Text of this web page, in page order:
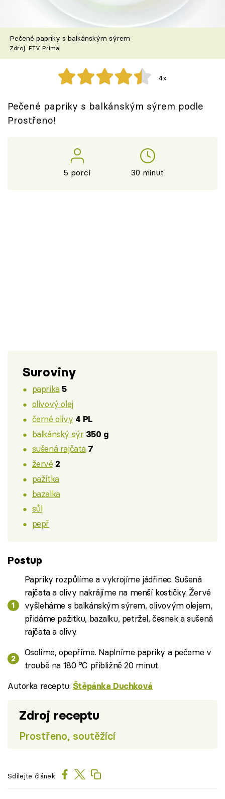
Škola vaření
Recepty z TV
Speciál: Cuketa
Těhotnej kuchař
Sledujte prima+
Pečené papriky s balkánským sýrem
Zdroj: FTV Prima
4x
Pečené papriky s balkánským sýrem podle
Prostřeno!
5 porcí 30 minut
Suroviny
paprika 5
olivový olej
černé olivy 4 PL
balkánský sýr 350 g
sušená rajčata 7
žervé 2
pažitka
bazalka
sůl
pepř
Postup
Papriky rozpůlíme a vykrojíme jádřinec. Sušená
rajčata a olivy nakrájíme na menší kostičky. Žervé
vyšleháme s balkánským sýrem, olivovým olejem,
přidáme pažitku, bazalku, petržel, česnek a sušená
rajčata a olivy.
Osolíme, opepříme. Naplníme papriky a pečeme v
troubě na 180 °C přibližně 20 minut.
Autorka receptu: Štěpánka Duchková
Zdroj receptu
Prostřeno, soutěžící
Sdílejte článek